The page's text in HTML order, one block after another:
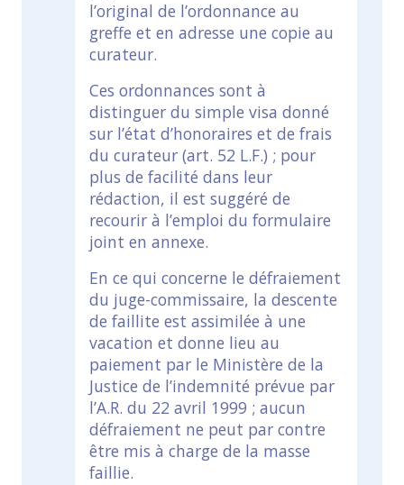
l’original de l’ordonnance au
greffe et en adresse une copie au
curateur.
Ces ordonnances sont à
distinguer du simple visa donné
sur l’état d’honoraires et de frais
du curateur (art. 52 L.F.) ; pour
plus de facilité dans leur
rédaction, il est suggéré de
recourir à l’emploi du formulaire
joint en annexe.
En ce qui concerne le défraiement
du juge-commissaire, la descente
de faillite est assimilée à une
vacation et donne lieu au
paiement par le Ministère de la
Justice de l’indemnité prévue par
l’A.R. du 22 avril 1999 ; aucun
défraiement ne peut par contre
être mis à charge de la masse
faillie.